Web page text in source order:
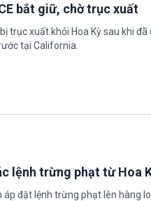
bắt giữ, chờ trục xuất
trục xuất khỏi Hoa Kỳ sau khi đã
tại California.
lệnh trừng phạt từ Hoa
đặt lệnh trừng phạt lên hàng